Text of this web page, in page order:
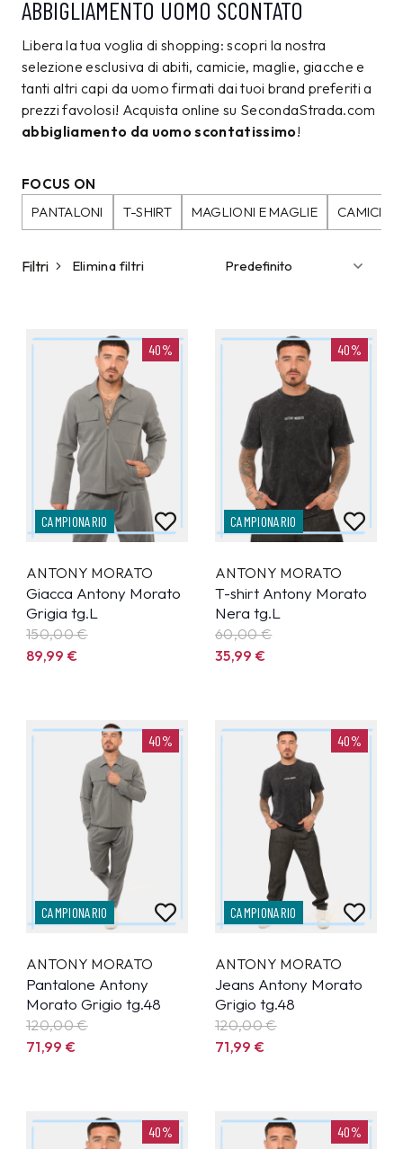
ABBIGLIAMENTO UOMO SCONTATO
Libera la tua voglia di shopping: scopri la nostra
selezione esclusiva di abiti, camicie, maglie, giacche e
tanti altri capi da uomo firmati dai tuoi brand preferiti a
prezzi favolosi! Acquista online su SecondaStrada.com
abbigliamento da uomo scontatissimo!
FOCUS ON
PANTALONI
T-SHIRT MAGLIONI E MAGLIE CAMICIE
Filtri Elimina filtri
40%
CAMPIONARIO
ANTONY MORATO
Giacca Antony Morato
Grigia tg.L
150,00 €
89,99€
40%
CAMPIONARIO
ANTONY MORATO
T-shirt Antony Morato
Nera tg.L
60,00 €
35,99€
40%
CAMPIONARIO
ANTONY MORATO
Pantalone Antony
Morato Grigio tg.48
120,00 €
71,99€
40%
CAMPIONARIO
ANTONY MORATO
Jeans Antony Morato
Grigio tg.48
120,00 €
71,99€
40% 40%